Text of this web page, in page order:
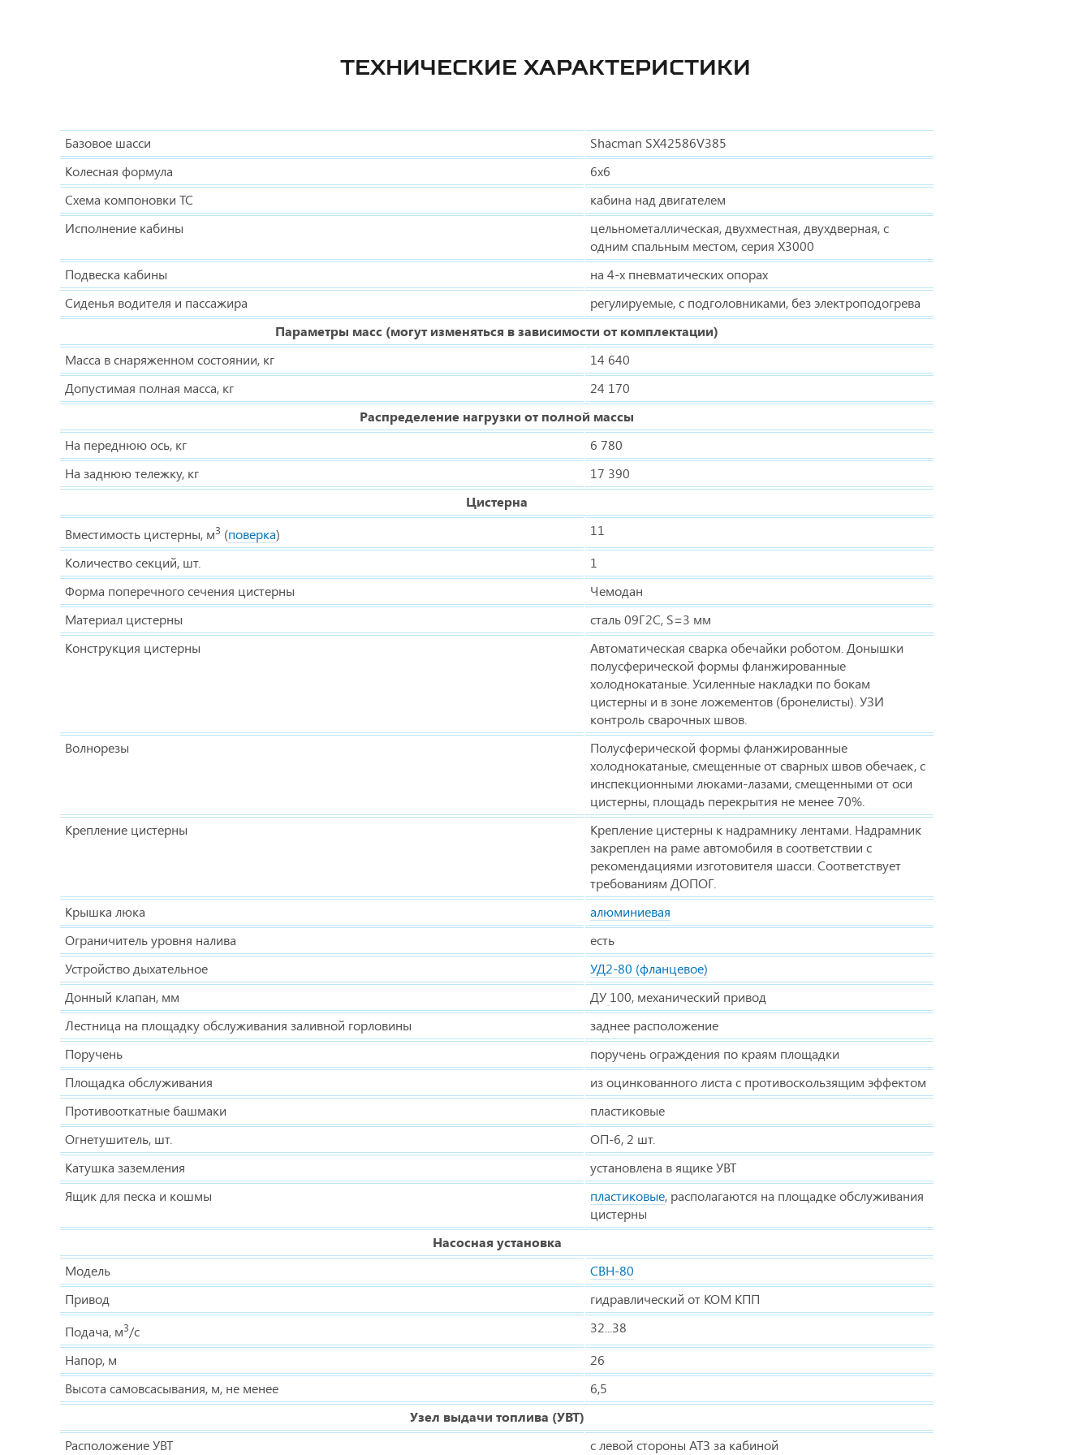
ТЕХНИЧЕСКИЕ ХАРАКТЕРИСТИКИ
Базовое шасси
Shacman SX42586V385
Колесная формула
6х6
Схема компоновки ТС
кабина над двигателем
Исполнение кабины
цельнометаллическая, двухместная, двухдверная, с
одним спальным местом, серия Х3000
Подвеска кабины
на 4-х пневматических опорах
Сиденья водителя и пассажира
регулируемые, с подголовниками, без электроподогрева
Параметры масс (могут изменяться в зависимости от комплектации)
Масса в снаряженном состоянии, кг
14 640
Допустимая полная масса, кг
24 170
Распределение нагрузки от полной массы
На переднюю ось, кг
6 780
На заднюю тележку, кг
17 390
Цистерна
Вместимость цистерны, м3 (поверка)
11
Количество секций, шт.
1
Форма поперечного сечения цистерны
Чемодан
Материал цистерны
сталь 09Г2С, S=3 мм
Конструкция цистерны
Автоматическая сварка обечайки роботом. Донышки
полусферической формы фланжированные
холоднокатаные. Усиленные накладки по бокам
цистерны и в зоне ложементов (бронелисты). УЗИ
контроль сварочных швов.
Волнорезы
Полусферической формы фланжированные
холоднокатаные, смещенные от сварных швов обечаек, с
инспекционными люками-лазами, смещенными от оси
цистерны, площадь перекрытия не менее 70%.
Крепление цистерны
Крепление цистерны к надрамнику лентами. Надрамник
закреплен на раме автомобиля в соответствии с
рекомендациями изготовителя шасси. Соответствует
требованиям ДОПОГ.
Крышка люка
алюминиевая
Ограничитель уровня налива
есть
Устройство дыхательное
УД2-80 (фланцевое)
Донный клапан, мм
ДУ 100, механический привод
Лестница на площадку обслуживания заливной горловины
заднее расположение
Поручень
поручень ограждения по краям площадки
Площадка обслуживания
из оцинкованного листа с противоскользящим эффектом
Противооткатные башмаки
пластиковые
Огнетушитель, шт.
ОП-6, 2 шт.
Катушка заземления
установлена в ящике УВТ
Ящик для песка и кошмы
пластиковые, располагаются на площадке обслуживания
цистерны
Насосная установка
Модель
СВН-80
Привод
гидравлический от КОМ КПП
Подача, м3/с
32...38
Напор, м
26
Высота самовсасывания, м, не менее
6,5
Узел выдачи топлива (УВТ)
Расположение УВТ
с левой стороны АТЗ за кабиной